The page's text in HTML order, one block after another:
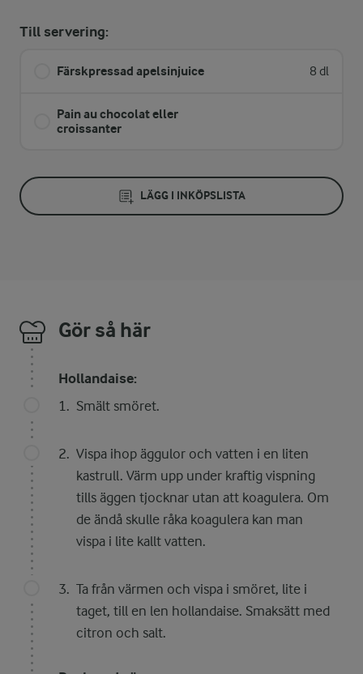
Till servering:
Färskpressad apelsinjuice 8 dl
Pain au chocolat eller
croissanter
LÄGG I INKÖPSLISTA
Gör så här
Hollandaise:
Smält smöret.
Vispa ihop äggulor och vatten i en liten
kastrull. Värm upp under kraftig vispning
tills äggen tjocknar utan att koagulera. Om
de ändå skulle råka koagulera kan man
vispa i lite kallt vatten.
Ta från värmen och vispa i smöret, lite i
taget, till en len hollandaise. Smaksätt med
citron och salt.